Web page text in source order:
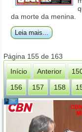
da morte da menina.
Leia mais...
Página 155 de 163
Início
Anterior
156
157 158